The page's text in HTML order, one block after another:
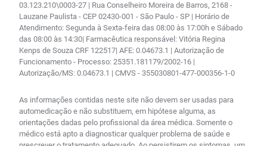
03.123.210\0003-27 | Rua Conselheiro Moreira de Barros, 2168 -
Lauzane Paulista - CEP 02430-001 - São Paulo - SP | Horário de
Atendimento: Segunda à Sexta-feira das 08:00 às 17:00h e Sábado
das 08:00 às 14:30| Farmacêutica responsável: Vitória Regina
Kenps de Souza CRF 122517| AFE: 0.04673.1 | Autorização de
Funcionamento - Processo: 25351.181179/2002-16 |
Autorização/MS: 0.04673.1 | CMVS - 355030801-477-000356-1-0
As informações contidas neste site não devem ser usadas para
automedicação e não substituem, em hipótese alguma, as
orientações dadas pelo profissional da área médica. Somente o
médico está apto a diagnosticar qualquer problema de saúde e